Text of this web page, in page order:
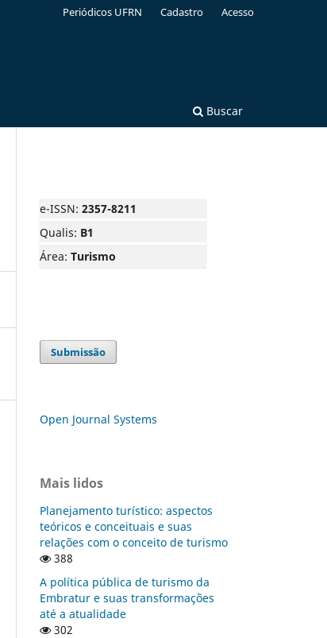
Buscar
Periódicos UFRN Cadastro Acesso
e-ISSN: 2357-8211
Qualis: B1
Área: Turismo
Submissão
Open Journal Systems
Mais lidos
Planejamento turístico: aspectos
teóricos e conceituais e suas
relações com o conceito de turismo
388
A política pública de turismo da
Embratur e suas transformações
até a atualidade
302